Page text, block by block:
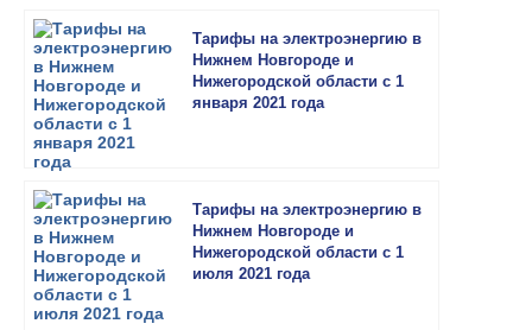
Тарифы на электроэнергию в
Нижнем Новгороде и
Нижегородской области с 1
января 2021 года
Тарифы на электроэнергию в
Нижнем Новгороде и
Нижегородской области с 1
июля 2021 года